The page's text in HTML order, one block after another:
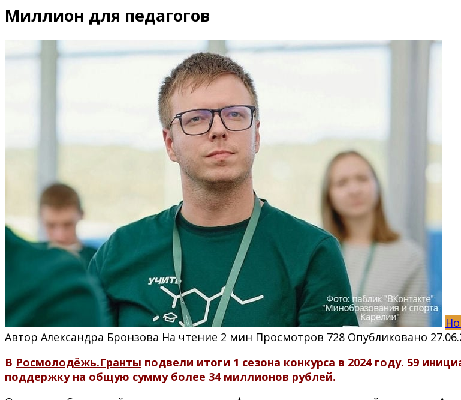
Миллион для педагогов
Автор Александра Бронзова На чтение 2 мин Просмотров 728 Опубликовано
В Росмолодёжь.Гранты подвели итоги 1 сезона конкурса в 2024 году. 59
поддержку на общую сумму более 34 миллионов рублей.